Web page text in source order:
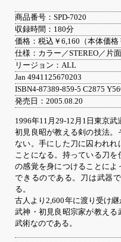
商品番号：SPD-7020
収録時間：180分
価格：税込￥6,160（本体価格
仕様：カラー／STEREO／片
リージョン：ALL
Jan 4941125670203
ISBN4-87389-859-5 C2875
発売日：2005.08.20
1996年11月29-12月1日東京武
初見良昭が教える剣の技法
ない。手にした刀に囚われ
ことになる。持っている刀
の感覚を身につけることに
できるのである。刀は武器
る。
古人より2,600年に渡り受け
武神・初見良昭宗家が教え
武術なのである。